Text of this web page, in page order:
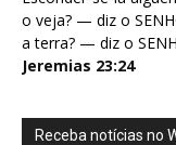
o veja? — diz o
a terra? — diz o
Jeremias 23:24
Receba notícias no